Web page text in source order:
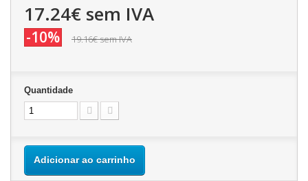
17.24€ sem IVA
-10% 19.16€sem IVA
Quantidade
Adicionar ao carrinho